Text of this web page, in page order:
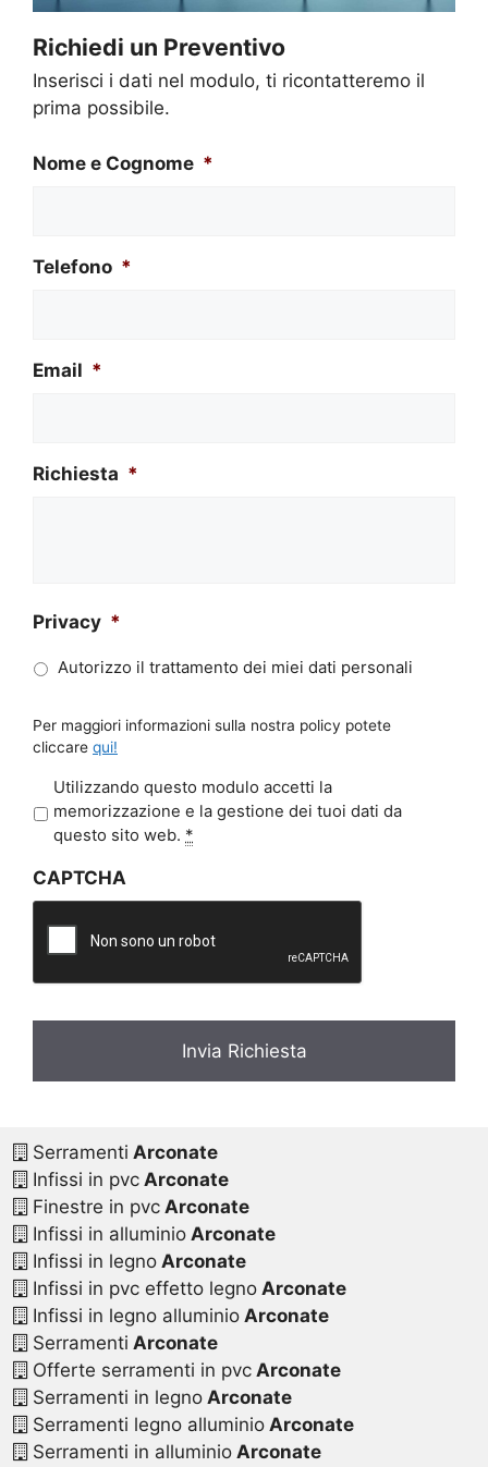
Richiedi un Preventivo
Inserisci i dati nel modulo, ti ricontatteremo il
prima possibile.
Nome e Cognome *
Telefono *
Email *
Richiesta *
Privacy *
Autorizzo il trattamento dei miei dati personali
Per maggiori informazioni sulla nostra policy potete
cliccare qui!
r
a
c
*
Utilizzando questo modulo accetti la
memorizzazione e la gestione dei tuoi dati da
questo sito web. *
CAPTCHA
Serramenti Arconate
Infissi in pvcArconate
Finestre in pvcArconate
Infissi in alluminioArconate
Infissi in legnoArconate
Infissi in pvc effetto legnoArconate
Infissi in legno alluminioArconate
Serramenti Arconate
Offerte serramenti in pvcArconate
Serramenti in legnoArconate
Serramenti legno alluminioArconate
Serramenti in alluminioArconate